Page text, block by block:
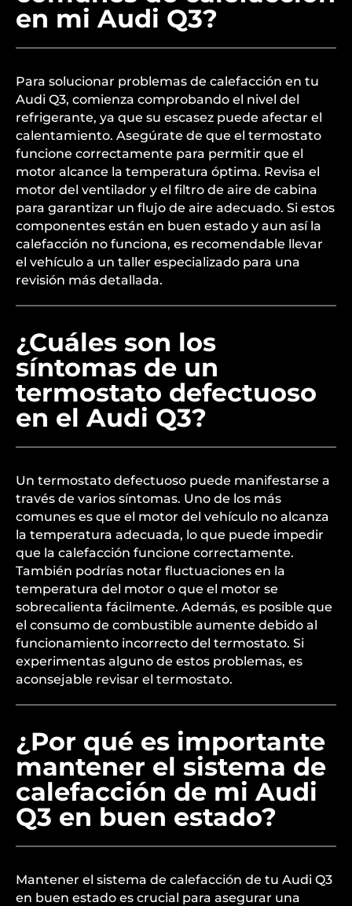
en mi Audi Q3?
Para solucionar problemas de calefacción en tu
Audi Q3, comienza comprobando el nivel del
refrigerante, ya que su escasez puede afectar el
calentamiento. Asegúrate de que el termostato
funcione correctamente para permitir que el
motor alcance la temperatura óptima. Revisa el
motor del ventilador y el filtro de aire de cabina
para garantizar un flujo de aire adecuado. Si estos
componentes están en buen estado y aun así la
calefacción no funciona, es recomendable llevar
el vehículo a un taller especializado para una
revisión más detallada.
¿Cuáles son los
síntomas de un
termostato defectuoso
en el Audi Q3?
Un termostato defectuoso puede manifestarse a
través de varios síntomas. Uno de los más
comunes es que el motor del vehículo no alcanza
la temperatura adecuada, lo que puede impedir
que la calefacción funcione correctamente.
También podrías notar fluctuaciones en la
temperatura del motor o que el motor se
sobrecalienta fácilmente. Además, es posible que
el consumo de combustible aumente debido al
funcionamiento incorrecto del termostato. Si
experimentas alguno de estos problemas, es
aconsejable revisar el termostato.
¿Por qué es importante
mantener el sistema de
calefacción de mi Audi
Q3 en buen estado?
Mantener el sistema de calefacción de tu Audi Q3
en buen estado es crucial para asegurar una